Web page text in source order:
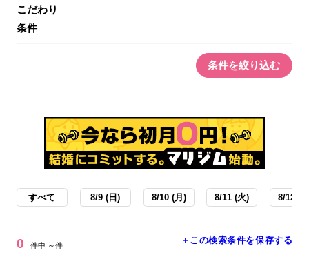
こだわり
条件
条件を絞り込む
すべて 8/9 (日) 8/10 (月) 8/11 (火) 8/12 (
0 件中 ～件 ＋この検索条件を保存する